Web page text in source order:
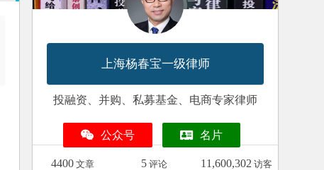
上海杨春宝一级律师
投融资、并购、私募基金、电商专家律师
公众号 名片
4400 文章 5 评论 11,600,302 访客